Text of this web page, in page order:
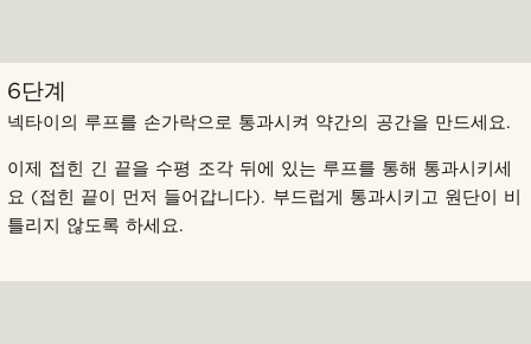
6단계
넥타이의 루프를 손가락으로 통과시켜 약간의 공간을 만드세요.
이제 접힌 긴 끝을 수평 조각 뒤에 있는 루프를 통해 통과시키세
요 (접힌 끝이 먼저 들어갑니다). 부드럽게 통과시키고 원단이 비
틀리지 않도록 하세요.